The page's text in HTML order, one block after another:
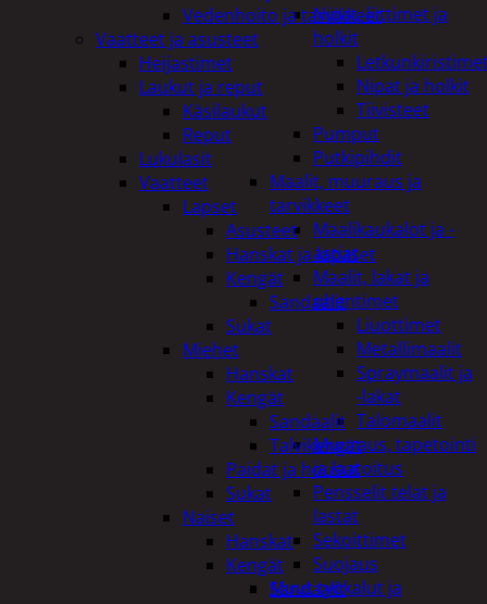
Nipat, liittimet ja
holkit
Nipat ja holkit
Tiivisteet
Pumput
Putkipihdit
Maalit, muuraus ja
tarvikkeet
Maalikaukalot ja -
astiat
Maalit, lakat ja
ohentimet
Liuottimet
Metallimaalit
Spraymaalit ja
-lakat
Talomaalit
Muuraus, tapetointi
ja laatoitus
Pensselit telat ja
lastat
Sekoittimet
Suojaus
Muut työkalut ja
Vedenhoito ja tarvikkeet
Vaatteet ja asusteet
Heijastimet
Laukut ja reput
Käsilaukut
Reput
Lukulasit
Vaatteet
Lapset
Asusteet
Hanskat ja lapaset
Kengät
Sandaalit
Sukat
Miehet
Hanskat
Kengät
Sandaalit
Talvikengät
Paidat ja housut
Sukat
Naiset
Hanskat
Kengät
Sandaalit